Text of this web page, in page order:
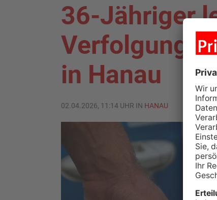
36-Jähriger
in Hanau
02.04.2026, 11:14 UHR IN HANAU